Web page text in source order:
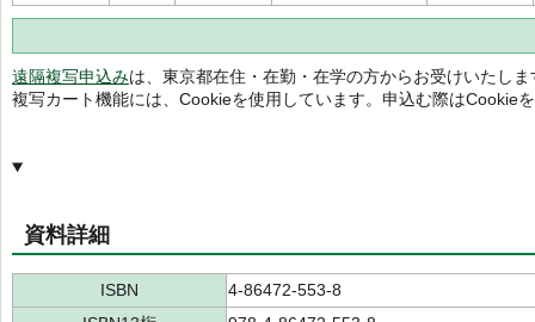
遠隔複写申込みは、東京都在住・在勤・在学の方からお受けいたしま
複写カート機能には、Cookieを使用しています。申込む際はCookie
資料詳細
ISBN
4-86472-553-8